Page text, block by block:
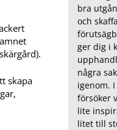
skapa
bra
och
ger dig i
några
igenom.
försöker
lite
litet till